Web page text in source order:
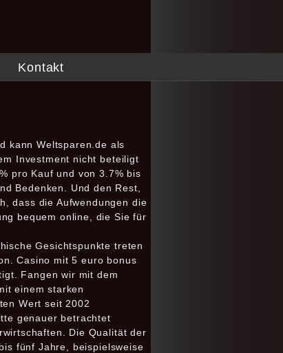
Kontakt
kann Weltsparen.de als
Investment nicht beteiligt
pro Kauf und von 3.7% bis
Bedenken. Und den Rest,
dass die Aufwendungen die
bequem online, die Sie für
Gesichtspunkte treten
Casino mit 5 euro bonus
Fangen wir mit dem
einem starken
Wert seit 2002
genauer betrachtet
Die Qualität der
fünf Jahre, beispielsweise